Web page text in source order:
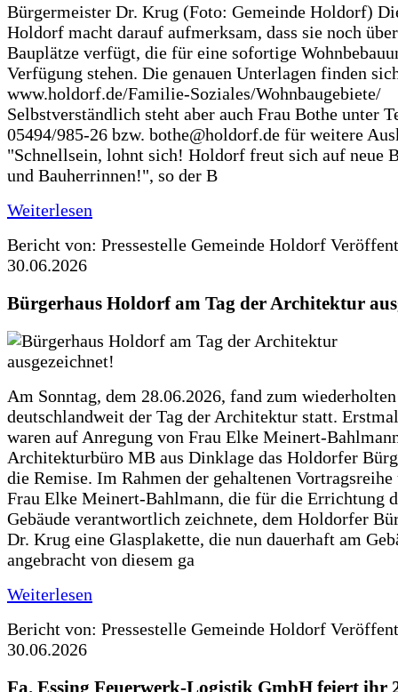
Bürgermeister Dr. Krug (Foto: Gemeinde Holdorf)
Holdorf macht darauf aufmerksam, dass sie noch
Bauplätze verfügt, die für eine sofortige
Verfügung stehen. Die genauen Unterlagen finden
www.holdorf.de/Familie-Soziales/Wohnbaugebiete/
Selbstverständlich steht aber auch Frau Bothe unter
05494/985-26 bzw. bothe@holdorf.de für weitere
"Schnellsein, lohnt sich! Holdorf freut sich auf neue
und Bauherrinnen!", so der B
Weiterlesen
Bericht von: Pressestelle Gemeinde Holdorf
30.06.2026
Bürgerhaus Holdorf am Tag der Architektur
Am Sonntag, dem 28.06.2026, fand zum
deutschlandweit der Tag der Architektur statt.
waren auf Anregung von Frau Elke Meinert-
Architekturbüro MB aus Dinklage das Holdorfer
die Remise. Im Rahmen der gehaltenen
Frau Elke Meinert-Bahlmann, die für die Errichtung
Gebäude verantwortlich zeichnete, dem Holdorfer
Dr. Krug eine Glasplakette, die nun dauerhaft am
angebracht von diesem ga
Weiterlesen
Bericht von: Pressestelle Gemeinde Holdorf
30.06.2026
Fa. Essing Feuerwerk-Logistik GmbH feiert ihr